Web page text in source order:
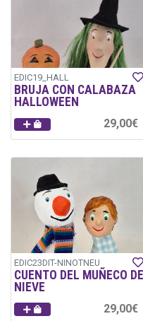
EDIC19_HALL
BRUJA CON CALABAZA
HALLOWEEN
29,00€
EDIC23DIT-NINOTNEU
CUENTO DEL MUÑECO DE
NIEVE
29,00€